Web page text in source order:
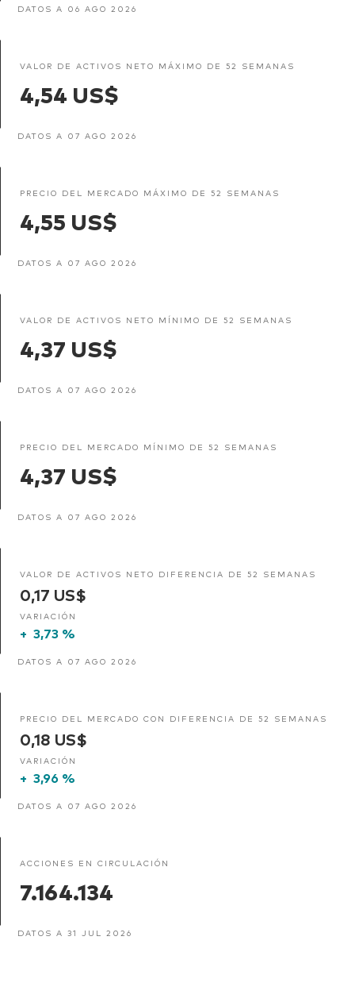
DATOS A 06 AGO 2026
VALOR DE ACTIVOS NETO MÁXIMO DE 52 SEMANAS
4,54 US$
DATOS A 07 AGO 2026
PRECIO DEL MERCADO MÁXIMO DE 52 SEMANAS
4,55 US$
DATOS A 07 AGO 2026
VALOR DE ACTIVOS NETO MÍNIMO DE 52 SEMANAS
4,37 US$
DATOS A 07 AGO 2026
PRECIO DEL MERCADO MÍNIMO DE 52 SEMANAS
4,37 US$
DATOS A 07 AGO 2026
VALOR DE ACTIVOS NETO DIFERENCIA DE 52 SEMANAS
0,17 US$
VARIACIÓN
+ 3,73 %
DATOS A 07 AGO 2026
PRECIO DEL MERCADO CON DIFERENCIA DE 52 SEMANAS
0,18 US$
VARIACIÓN
+ 3,96 %
DATOS A 07 AGO 2026
ACCIONES EN CIRCULACIÓN
7.164.134
DATOS A 31 JUL 2026